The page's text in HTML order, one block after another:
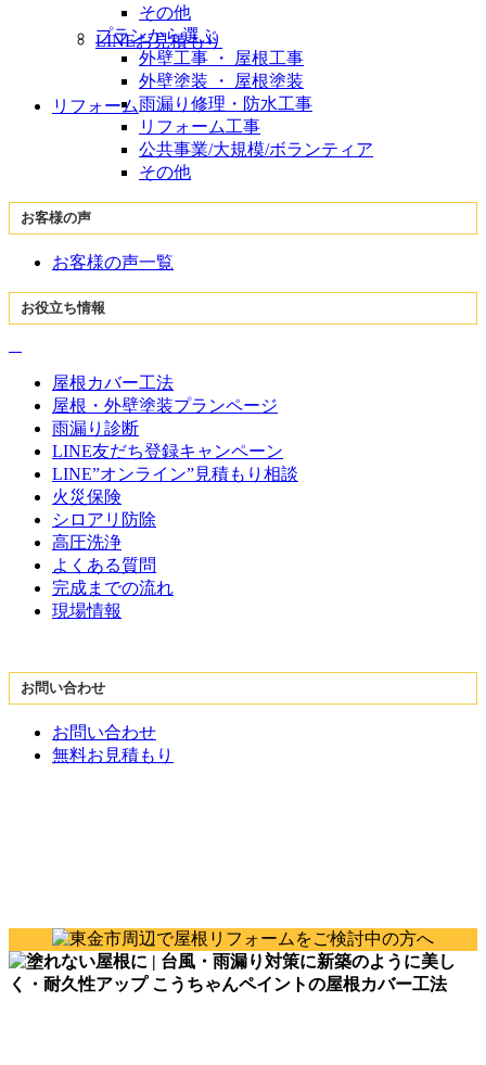
LINEお見積もり
リフォーム
その他
プランから選ぶ
外壁工事 ・ 屋根工事
外壁塗装 ・ 屋根塗装
雨漏り修理・防水工事
リフォーム工事
公共事業/大規模/ボランティア
その他
お客様の声
お客様の声一覧
お役立ち情報
屋根カバー工法
屋根・外壁塗装プランページ
雨漏り診断
LINE友だち登録キャンペーン
LINE”オンライン”見積もり相談
火災保険
シロアリ防除
高圧洗浄
よくある質問
完成までの流れ
現場情報
お問い合わせ
お問い合わせ
無料お見積もり